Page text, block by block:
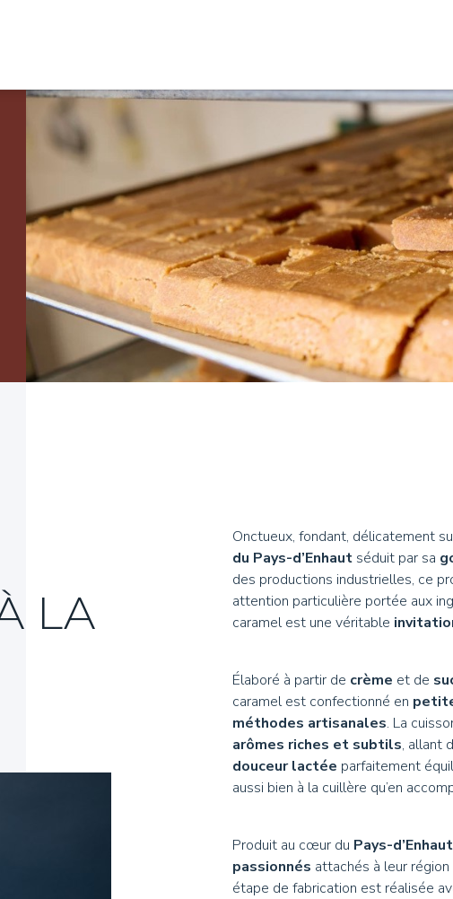
SOUTIEN AUX
ENTREPRISES
Nos prestations
Réseau économique
Contexte économique
Recherche de locaux et terrains
Bourse d'emploi
PAYS-
La marque
Produits
Produits
Légumes et
LA
Onctueux, fondant, délicatement
du Pays-d’Enhaut séduit par sa
des productions industrielles, ce
attention particulière portée aux
caramel est une véritable
Élaboré à partir de crème et de
caramel est confectionné en
méthodes artisanales. La
arômes riches et subtils, allant
douceur lactée parfaitement
aussi bien à la cuillère qu’en
Produit au cœur du Pays-d’Enhaut
passionnés attachés à leur
étape de fabrication est réalisée